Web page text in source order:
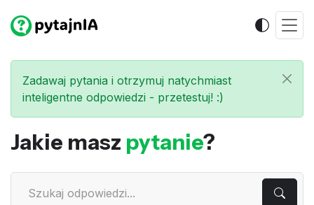
Zadawaj pytania i otrzymuj natychmiast
inteligentne odpowiedzi - przetestuj! :)
Jakie masz pytanie?